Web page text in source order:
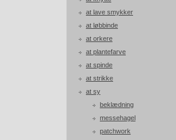
at lave smykker
at løbbinde
at orkere
at plantefarve
at spinde
at strikke
at sy
beklædning
messehagel
patchwork